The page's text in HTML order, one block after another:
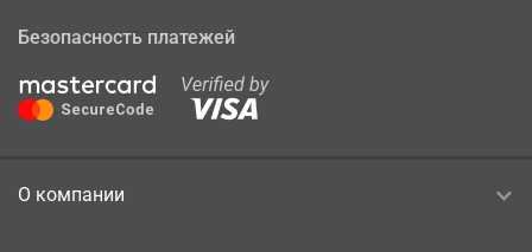
Безопасность платежей
О компании